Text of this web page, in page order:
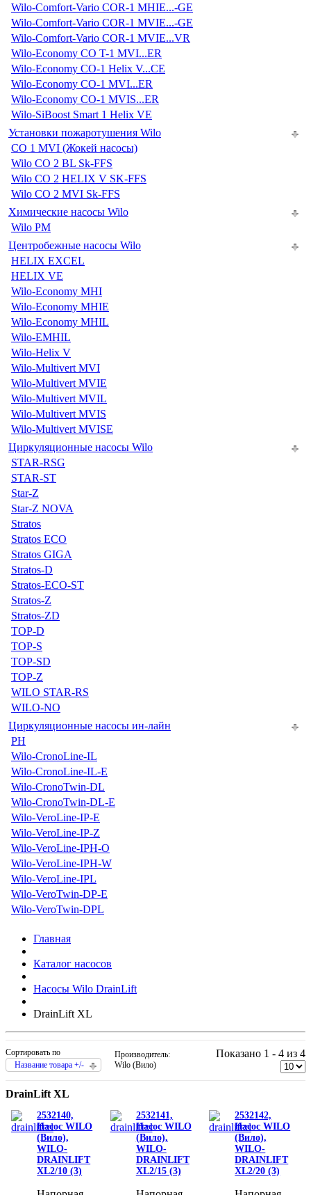
Wilo-Comfort-Vario COR-1 MHIE...-GE
Wilo-Comfort-Vario COR-1 MVIE...-GE
Wilo-Comfort-Vario COR-1 MVIE...VR
Wilo-Economy CO T-1 MVI...ER
Wilo-Economy CO-1 Helix V...CE
Wilo-Economy CO-1 MVI...ER
Wilo-Economy CO-1 MVIS...ER
Wilo-SiBoost Smart 1 Helix VE
Установки пожаротушения Wilo
CO 1 MVI (Жокей насосы)
Wilo CO 2 BL Sk-FFS
Wilo CO 2 HELIX V SK-FFS
Wilo CO 2 MVI Sk-FFS
Химические насосы Wilo
Wilo PM
Центробежные насосы Wilo
HELIX EXCEL
HELIX VE
Wilo-Economy MHI
Wilo-Economy MHIE
Wilo-Economy MHIL
Wilo-EMHIL
Wilo-Helix V
Wilo-Multivert MVI
Wilo-Multivert MVIE
Wilo-Multivert MVIL
Wilo-Multivert MVIS
Wilo-Multivert MVISE
Циркуляционные насосы Wilo
STAR-RSG
STAR-ST
Star-Z
Star-Z NOVA
Stratos
Stratos ECO
Stratos GIGA
Stratos-D
Stratos-ECO-ST
Stratos-Z
Stratos-ZD
TOP-D
TOP-S
TOP-SD
TOP-Z
WILO STAR-RS
WILO-NO
Циркуляционные насосы ин-лайн
PH
Wilo-CronoLine-IL
Wilo-CronoLine-IL-E
Wilo-CronoTwin-DL
Wilo-CronoTwin-DL-E
Wilo-VeroLine-IP-E
Wilo-VeroLine-IP-Z
Wilo-VeroLine-IPH-O
Wilo-VeroLine-IPH-W
Wilo-VeroLine-IPL
Wilo-VeroTwin-DP-E
Wilo-VeroTwin-DPL
Главная
Каталог насосов
Насосы Wilo DrainLift
DrainLift XL
Сортировать по
Название товара +/-
Производитель:
Wilo (Вило)
Показано 1 - 4 из 4
DrainLift XL
2532140,
Насос WILO
(Вило),
WILO-
DRAINLIFT
XL2/10 (3)
2532141,
Насос WILO
(Вило),
WILO-
DRAINLIFT
XL2/15 (3)
2532142,
Насос WILO
(Вило),
WILO-
DRAINLIFT
XL2/20 (3)